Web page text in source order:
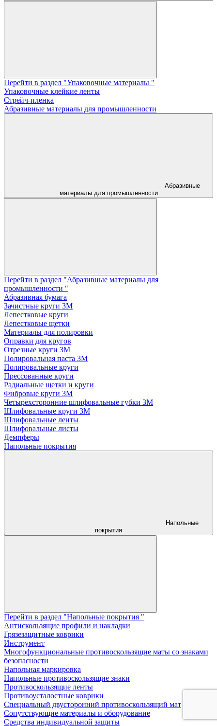
Перейти в раздел "Упаковочные материалы "
Упаковочные клейкие ленты
Стрейч-пленка
Абразивные материалы для промышленности
Абразивные
материалы для промышленности
Перейти в раздел "Абразивные материалы для
промышленности "
Абразивная бумага
Зачистные круги 3М
Лепестковые круги
Лепестковые щетки
Материалы для полировки
Оправки для кругов
Отрезные круги 3М
Полировальная паста 3М
Полировальные круги
Прессованные круги
Радиальные щетки и круги
Фибровые круги 3М
Четырехсторонние шлифовальные губки 3M
Шлифовальные круги 3М
Шлифовальные ленты
Шлифовальные листы
Демпферы
Напольные покрытия
Напольные
покрытия
Перейти в раздел "Напольные покрытия "
Aнтискользящие профили и накладки
Грязезащитные коврики
Инструмент
Многофункциональные противоскользящие маты со знаками
безопасности
Напольная маркировка
Напольные противоскользящие знаки
Противоскользящие ленты
Противоусталостные коврики
Специальный двусторонний противоскользящий мат
Сопутствующие материалы и оборудование
Средства индивидуальной защиты